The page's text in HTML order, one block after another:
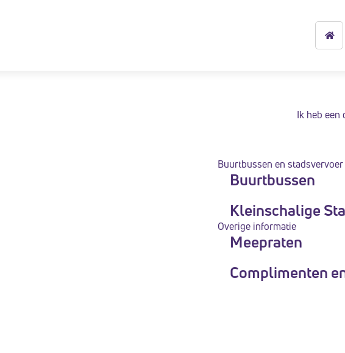
Ik heb
Buurtbussen en stadsvervoer
Buurtbussen
Kleinschalige
Overige informatie
Meepraten
Complimenten